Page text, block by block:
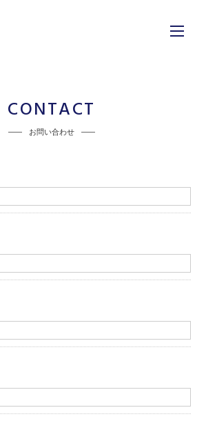
CONTACT
お問い合わせ